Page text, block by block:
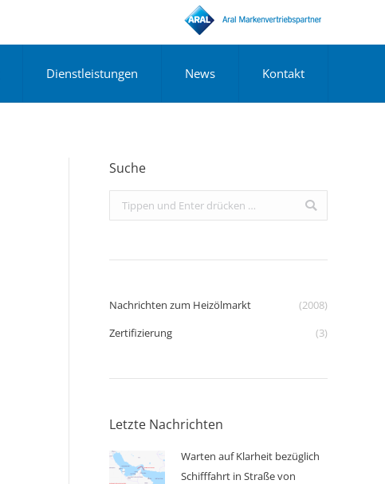
Dienstleistungen News Kontakt
Suche
Search:
Nachrichten zum Heizölmarkt
(2008)
Zertifizierung
(3)
Letzte Nachrichten
Warten auf Klarheit bezüglich
Schifffahrt in Straße von